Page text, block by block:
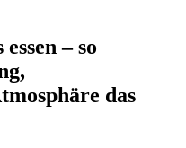
– so
das